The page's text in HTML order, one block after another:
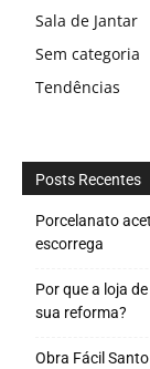
Sala de Jantar
Sem categoria
Tendências
Posts Recentes
Porcelanato
escorrega
Por que a loja
sua reforma?
Obra Fácil